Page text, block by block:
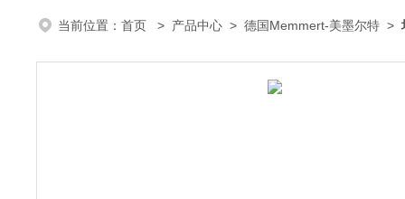
当前位置： 首页 > 产品中心 > 德国Memmert-美墨尔特 >